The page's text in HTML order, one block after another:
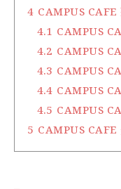
4 CAMPUS CAFE
4.1 CAMPUS
4.2 CAMPUS
4.3 CAMPUS
4.4 CAMPUS
4.5 CAMPUS
5 CAMPUS CAFE